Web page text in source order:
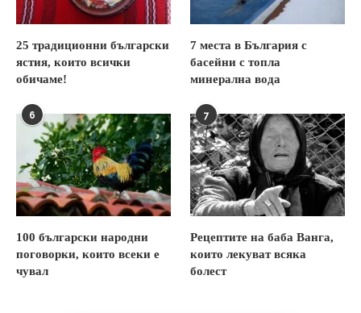
25 традиционни български
ястия, които всички
обичаме!
7 места в България с
басейни с топла
минерална вода
6
100 български народни
поговорки, които всеки е
чувал
7
Рецептите на баба Ванга,
които лекуват всяка
болест